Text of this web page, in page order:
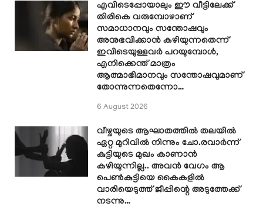
എവിടെപ്പോയാലും ഈ വീട്ടിലേക്ക്
തിരികെ വരുമ്പോഴാണ്
സമാധാനവും സന്തോഷവും
അനുഭവിക്കാൻ കഴിയുന്നതെന്ന്
ഇവിടെയുള്ളവർ പറയുമ്പോൾ,
എനിക്കെന്ത് മാത്രം
ആത്മാഭിമാനവും സന്തോഷവുമാണ്
തോന്നുന്നതെന്നോ…
6 August 2026
വീഴ്ചയുടെ ആഘാതത്തിൽ തലയിൽ
ഏറ്റ മുറിവിൽ നിന്നും ചോ.രവാർന്ന്
കുട്ടിയുടെ മുഖം കാണാൻ
കഴിയുന്നില്ല.. അവൻ വേഗം ആ
പെൺകുട്ടിയെ കൈകളിൽ
വാരിയെടുത്ത് ജീപ്പിന്റെ അടുത്തേക്ക്
നടന്നു…